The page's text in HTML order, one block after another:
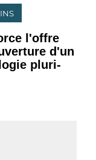
l'offre
d'un
pluri-